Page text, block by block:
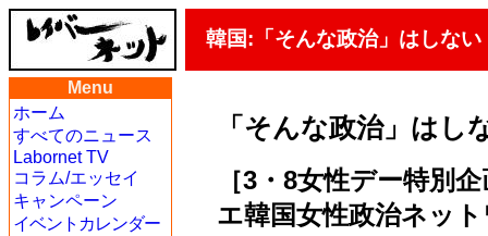
韓国:「そんな政治」はしない
Menu
ホーム
すべてのニュース
Labornet TV
コラム/エッセイ
キャンペーン
イベントカレンダー
「そんな政治」はし
［3・8女性デー特別
エ韓国女性政治ネッ